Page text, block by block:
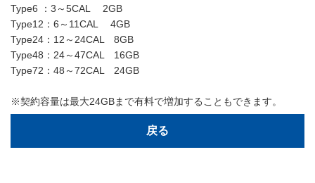
Type6 ：3～5CAL 2GB
Type12：6～11CAL 4GB
Type24：12～24CAL 8GB
Type48：24～47CAL 16GB
Type72：48～72CAL 24GB
※契約容量は最大24GBまで有料で増加することもできます。
戻る